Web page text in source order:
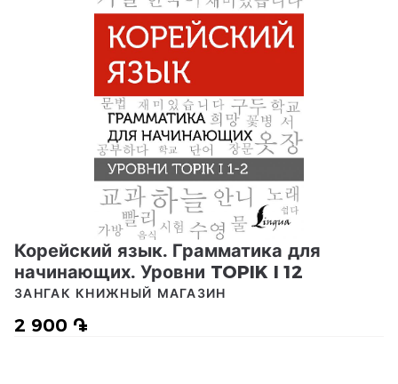
Корейский язык. Грамматика для
начинающих. Уровни TOPIK I 12
2 900 ֏
ЗАНГАК КНИЖНЫЙ МАГАЗИН